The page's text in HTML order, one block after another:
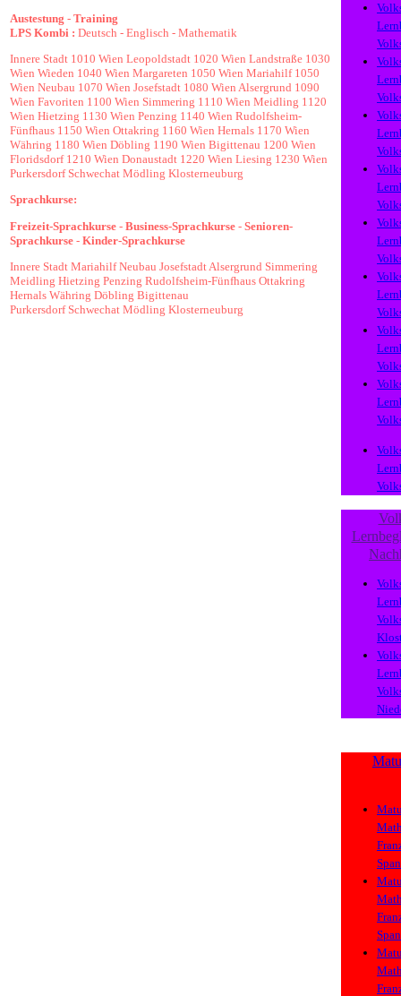
Austestung - Training
LPS Kombi : Deutsch - Englisch - Mathematik
Innere Stadt 1010 Wien Leopoldstadt 1020 Wien Landstraße 1030
Wien Wieden 1040 Wien Margareten 1050 Wien Mariahilf1050
Wien Neubau 1070 Wien Josefstadt 1080 Wien Alsergrund 1090
Wien Favoriten 1100 Wien Simmering 1110 Wien Meidling 1120
Wien Hietzing 1130 Wien Penzing 1140 Wien Rudolfsheim-
Fünfhaus 1150 Wien Ottakring 1160 Wien Hernals 1170 Wien
Währing 1180 Wien Döbling 1190 Wien Bigittenau 1200 Wien
Floridsdorf1210 Wien Donaustadt 1220 Wien Liesing 1230 Wien
Purkersdorf Schwechat Mödling Klosterneuburg
Sprachkurse:
Freizeit-Sprachkurse - Business-Sprachkurse - Senioren-
Sprachkurse - Kinder-Sprachkurse
Innere Stadt Mariahilf Neubau Josefstadt Alsergrund Simmering
Meidling Hietzing Penzing Rudolfsheim-Fünfhaus Ottakring
Hernals Währing Döbling Bigittenau
Purkersdorf Schwechat Mödling Klosterneuburg
Nach